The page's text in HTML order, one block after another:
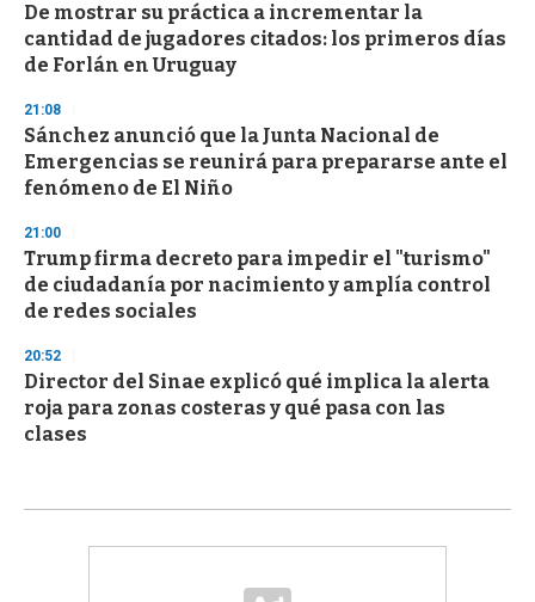
De mostrar su práctica a incrementar la
cantidad de jugadores citados: los primeros días
de Forlán en Uruguay
21:08
Sánchez anunció que la Junta Nacional de
Emergencias se reunirá para prepararse ante el
fenómeno de El Niño
21:00
Trump firma decreto para impedir el "turismo"
de ciudadanía por nacimiento y amplía control
de redes sociales
20:52
Director del Sinae explicó qué implica la alerta
roja para zonas costeras y qué pasa con las
clases